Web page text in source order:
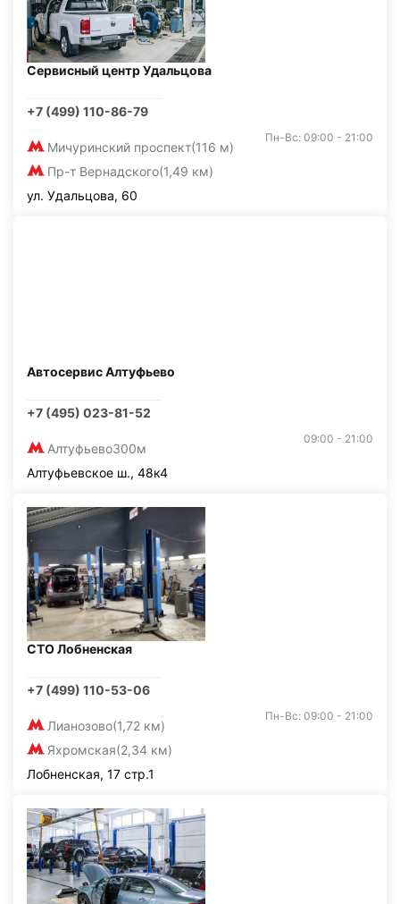
Сервисный центр Удальцова
+7 (499) 110-86-79
Мичуринский проспект(116 м)
Пр-т Вернадского(1,49 км)
Пн-Вс: 09:00 - 21:00
ул. Удальцова, 60
Автосервис Алтуфьево
+7 (495) 023-81-52
Алтуфьево300м
09:00 - 21:00
Алтуфьевское ш., 48к4
СТО Лобненская
+7 (499) 110-53-06
Лианозово(1,72 км)
Яхромская(2,34 км)
Пн-Вс: 09:00 - 21:00
Лобненская, 17 стр.1